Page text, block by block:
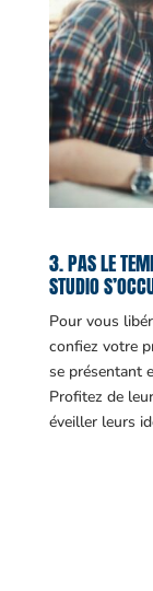
3. PAS LE
STUDIO
Pour vous
confiez votre
se présentant
Profitez de
éveiller leurs